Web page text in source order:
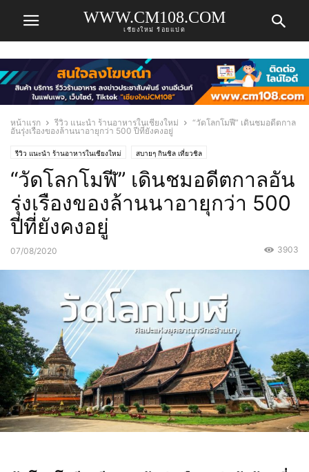
WWW.CM108.COM
เชียงใหม่ ร้อยแปด
หน้าแรก รีวิว แนะนำ ร้านอาหารในเชียงใหม่
“วัดโลกโมฬี” เดินชมอดีตกาล
อันรุ่งเรืองของล้านนาอายุกว่า 500 ปีที่ยังคงอยู่
รีวิว แนะนำ ร้านอาหารในเชียงใหม่ สบายๆ กินชิล เที่ยวชิล
“วัดโลกโมฬี” เดินชมอดีตกาลอัน
รุ่งเรืองของล้านนาอายุกว่า 500
ปีที่ยังคงอยู่
07/08/2020 3903